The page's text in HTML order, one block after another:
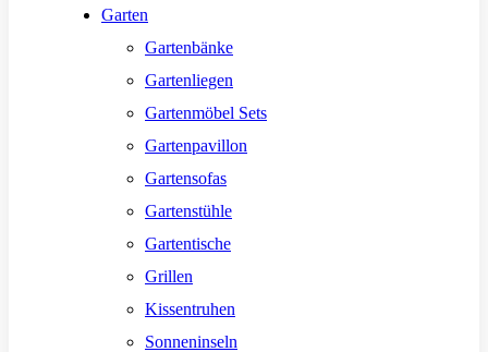
Garten
Gartenbänke
Gartenliegen
Gartenmöbel Sets
Gartenpavillon
Gartensofas
Gartenstühle
Gartentische
Grillen
Kissentruhen
Sonneninseln